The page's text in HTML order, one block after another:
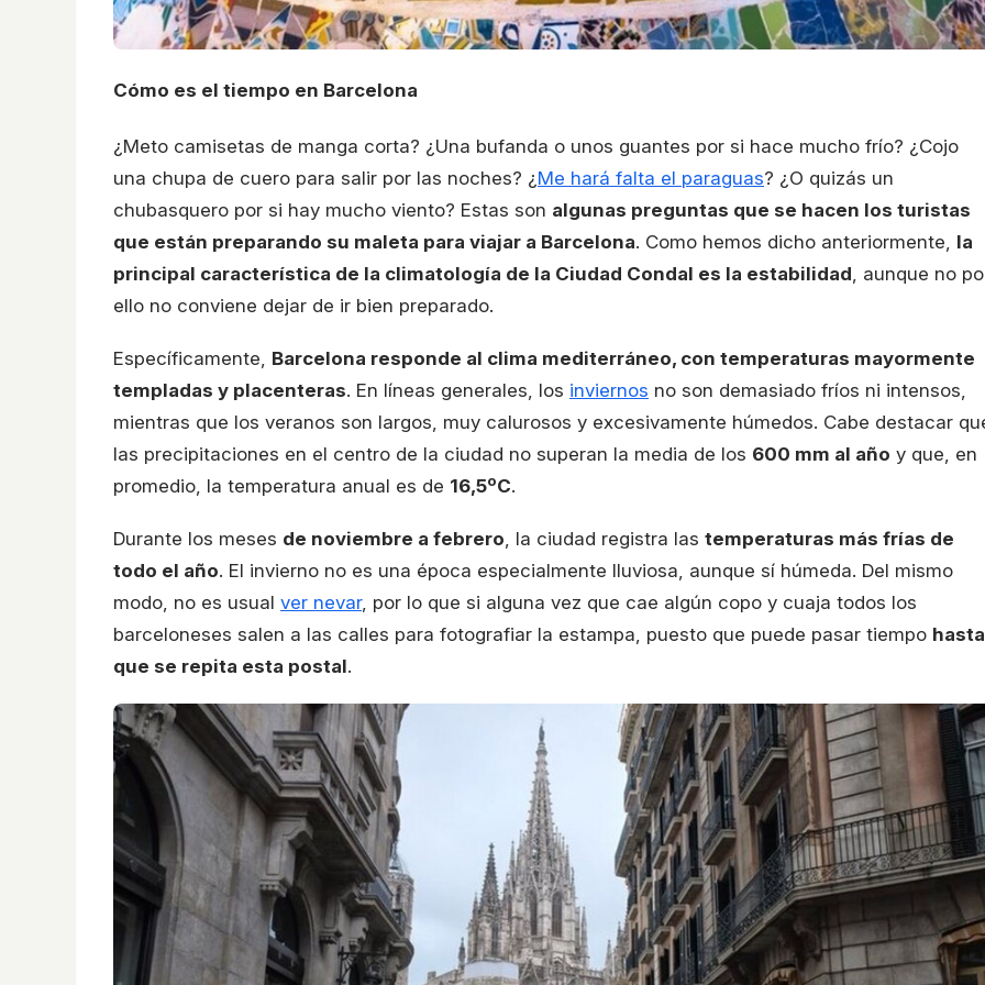
Cómo es el tiempo en Barcelona
¿Meto camisetas de manga corta? ¿Una bufanda o unos guantes por si hace mucho frío? ¿Cojo
una chupa de cuero para salir por las noches? ¿Me hará falta el paraguas? ¿O quizás un
chubasquero por si hay mucho viento? Estas son algunas preguntas que se hacen los turistas
que están preparando su maleta para viajar a Barcelona. Como hemos dicho anteriormente, la
principal característica de la climatología de la Ciudad Condal es la estabilidad, aunque no
ello no conviene dejar de ir bien preparado.
Específicamente, Barcelona responde al clima mediterráneo, con temperaturas mayormente
templadas y placenteras. En líneas generales, los inviernos no son demasiado fríos ni intensos,
mientras que los veranos son largos, muy calurosos y excesivamente húmedos. Cabe destacar
las precipitaciones en el centro de la ciudad no superan la media de los 600 mm al año y que, en
promedio, la temperatura anual es de 16,5ºC.
Durante los meses de noviembre a febrero, la ciudad registra las temperaturas más frías de
todo el año. El invierno no es una época especialmente lluviosa, aunque sí húmeda. Del mismo
modo, no es usual ver nevar, por lo que si alguna vez que cae algún copo y cuaja todos los
barceloneses salen a las calles para fotografiar la estampa, puesto que puede pasar tiempo hasta
que se repita esta postal.